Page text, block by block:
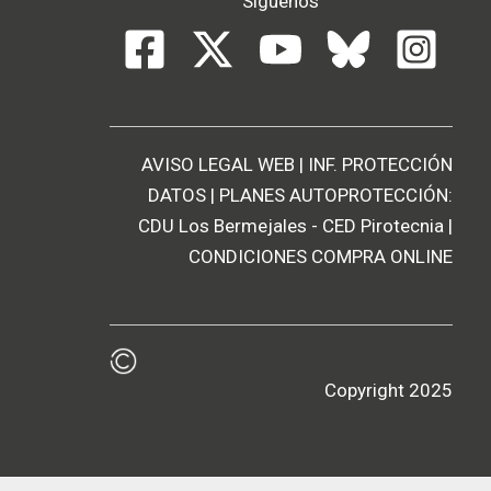
AVISO LEGAL WEB | INF. PROTECCIÓN
DATOS | PLANES AUTOPROTECCIÓN:
CDU Los Bermejales - CED Pirotecnia |
CONDICIONES COMPRA ONLINE
Copyright 2025